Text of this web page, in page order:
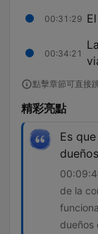
00:31:29
00:34:21
點擊章節可直接
精彩亮點
Es
de la
dueños